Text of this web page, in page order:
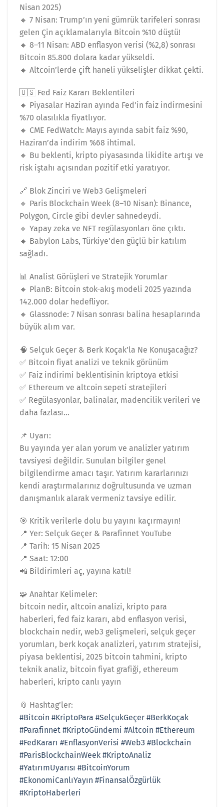
Nisan 2025)
🔸 7 Nisan: Trump’ın yeni gümrük tarifeleri sonrası
gelen Çin açıklamalarıyla Bitcoin %10 düştü!
🔸 8–11 Nisan: ABD enflasyon verisi (%2,8) sonrası
Bitcoin 85.800 dolara kadar yükseldi.
🔸 Altcoin’lerde çift haneli yükselişler dikkat çekti.
🇺🇸 Fed Faiz Kararı Beklentileri
🔸 Piyasalar Haziran ayında Fed’in faiz indirmesini
%70 olasılıkla fiyatlıyor.
🔸 CME FedWatch: Mayıs ayında sabit faiz %90,
Haziran’da indirim %68 ihtimal.
🔸 Bu beklenti, kripto piyasasında likidite artışı ve
risk iştahı açısından pozitif etki yaratıyor.
🔗 Blok Zinciri ve Web3 Gelişmeleri
🔸 Paris Blockchain Week (8–10 Nisan): Binance,
Polygon, Circle gibi devler sahnedeydi.
🔸 Yapay zeka ve NFT regülasyonları öne çıktı.
🔸 Babylon Labs, Türkiye’den güçlü bir katılım
sağladı.
📊 Analist Görüşleri ve Stratejik Yorumlar
🔸 PlanB: Bitcoin stok-akış modeli 2025 yazında
142.000 dolar hedefliyor.
🔸 Glassnode: 7 Nisan sonrası balina hesaplarında
büyük alım var.
🧠 Selçuk Geçer & Berk Koçak’la Ne Konuşacağız?
✅ Bitcoin fiyat analizi ve teknik görünüm
✅ Faiz indirimi beklentisinin kriptoya etkisi
✅ Ethereum ve altcoin sepeti stratejileri
✅ Regülasyonlar, balinalar, madencilik verileri ve
daha fazlası…
📌 Uyarı:
Bu yayında yer alan yorum ve analizler yatırım
tavsiyesi değildir. Sunulan bilgiler genel
bilgilendirme amacı taşır. Yatırım kararlarınızı
kendi araştırmalarınız doğrultusunda ve uzman
danışmanlık alarak vermeniz tavsiye edilir.
🎯 Kritik verilerle dolu bu yayını kaçırmayın!
📍 Yer: Selçuk Geçer & Parafinnet YouTube
📍 Tarih: 15 Nisan 2025
📍 Saat: 12:00
📲 Bildirimleri aç, yayına katıl!
🧩 Anahtar Kelimeler:
bitcoin nedir, altcoin analizi, kripto para
haberleri, fed faiz kararı, abd enflasyon verisi,
blockchain nedir, web3 gelişmeleri, selçuk geçer
yorumları, berk koçak analizleri, yatırım stratejisi,
piyasa beklentisi, 2025 bitcoin tahmini, kripto
teknik analiz, bitcoin fiyat grafiği, ethereum
haberleri, kripto canlı yayın
📎 Hashtag’ler:
#Bitcoin #KriptoPara #SelçukGeçer #BerkKoçak
#Parafinnet #KriptoGündemi #Altcoin #Ethereum
#FedKararı #EnflasyonVerisi #Web3 #Blockchain
#ParisBlockchainWeek #KriptoAnaliz
#YatırımUyarısı #BitcoinYorum
#EkonomiCanlıYayın #FinansalÖzgürlük
#KriptoHaberleri